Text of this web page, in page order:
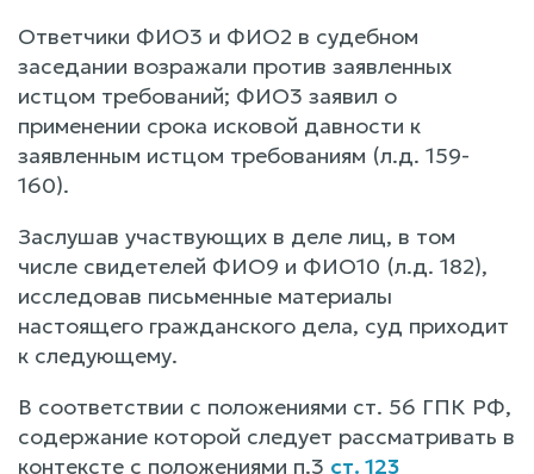
Ответчики ФИО3 и ФИО2 в судебном
заседании возражали против заявленных
истцом требований; ФИО3 заявил о
применении срока исковой давности к
заявленным истцом требованиям (л.д. 159-
160).
Заслушав участвующих в деле лиц, в том
числе свидетелей ФИО9 и ФИО10 (л.д. 182),
исследовав письменные материалы
настоящего гражданского дела, суд приходит
к следующему.
В соответствии с положениями ст. 56 ГПК РФ,
содержание которой следует рассматривать в
контексте с положениями п.3 ст. 123